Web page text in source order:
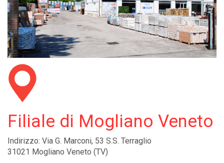
Filiale di Mogliano Veneto
Indirizzo: Via G. Marconi, 53 S.S. Terraglio
31021 Mogliano Veneto (TV)